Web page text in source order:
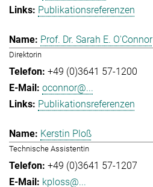
Publikationsreferenzen
Prof. Dr. Sarah E. O'Connor
Direktorin
+49 (0)3641 57-1200
oconnor@...
Publikationsreferenzen
Kerstin Ploß
Technische Assistentin
+49 (0)3641 57-1207
kploss@...